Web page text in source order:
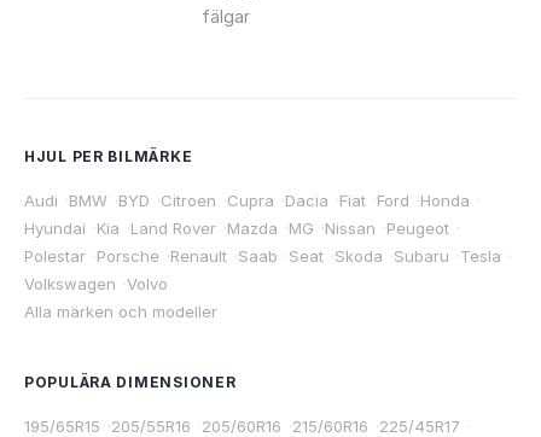
fälgar
HJUL PER BILMÄRKE
Audi ·BMW ·BYD ·Citroen ·Cupra ·Dacia ·Fiat ·Ford ·Honda ·
Hyundai ·Kia ·Land Rover ·Mazda ·MG ·Nissan ·Peugeot ·
Polestar ·Porsche ·Renault ·Saab ·Seat ·Skoda ·Subaru ·Tesla ·
Volkswagen ·Volvo
Alla märken och modeller
POPULÄRA DIMENSIONER
195/65R15 ·205/55R16 ·205/60R16 ·215/60R16 ·225/45R17 ·